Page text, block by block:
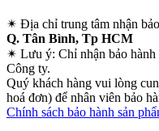
✴ Địa chỉ trung tâm nhận
Q. Tân Bình, Tp HCM
✴ Lưu ý: Chỉ nhận bảo
Công ty.
Quý khách hàng vui lòng
hoá đơn) để nhân viên bảo
Chính sách bảo hành sản